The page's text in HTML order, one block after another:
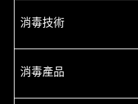
消毒技術
消毒產品